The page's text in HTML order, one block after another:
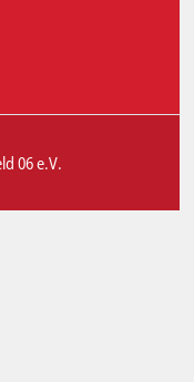
06 e.V.